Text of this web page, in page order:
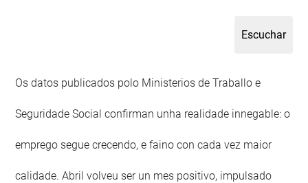
Os datos publicados polo Ministerios de Traballo e
Seguridade Social confirman unha realidade innegable: o
emprego segue crecendo, e faino con cada vez maior
calidade. Abril volveu ser un mes positivo, impulsado